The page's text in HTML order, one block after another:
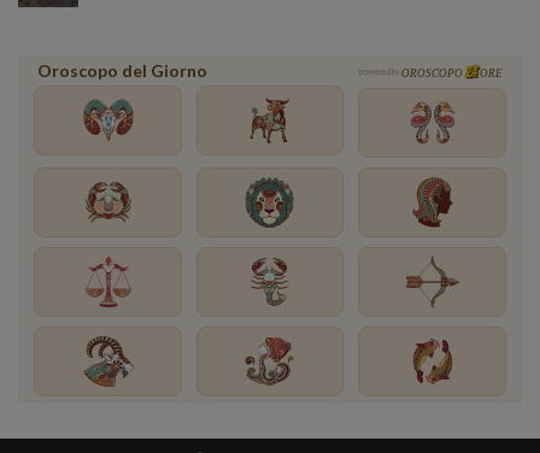
Oroscopo del Giorno powered by OROSCOPO ORE